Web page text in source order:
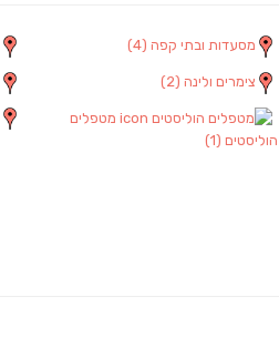
מסעדות ובתי קפה (4)
צימרים ולינה (2)
מטפלים
הוליסטים (1)